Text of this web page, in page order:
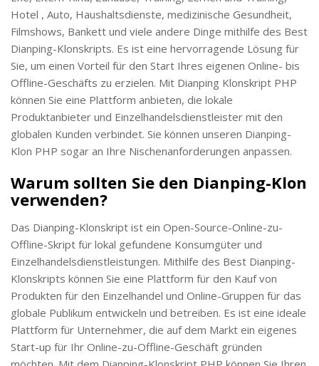
Hotel , Auto, Haushaltsdienste, medizinische Gesundheit,
Filmshows, Bankett und viele andere Dinge mithilfe des Best
Dianping-Klonskripts. Es ist eine hervorragende Lösung für
Sie, um einen Vorteil für den Start Ihres eigenen Online- bis
Offline-Geschäfts zu erzielen. Mit Dianping Klonskript PHP
können Sie eine Plattform anbieten, die lokale
Produktanbieter und Einzelhandelsdienstleister mit den
globalen Kunden verbindet. Sie können unseren Dianping-
Klon PHP sogar an Ihre Nischenanforderungen anpassen.
Warum sollten Sie den Dianping-Klon
verwenden?
Das Dianping-Klonskript ist ein Open-Source-Online-zu-
Offline-Skript für lokal gefundene Konsumgüter und
Einzelhandelsdienstleistungen. Mithilfe des Best Dianping-
Klonskripts können Sie eine Plattform für den Kauf von
Produkten für den Einzelhandel und Online-Gruppen für das
globale Publikum entwickeln und betreiben. Es ist eine ideale
Plattform für Unternehmer, die auf dem Markt ein eigenes
Start-up für Ihr Online-zu-Offline-Geschäft gründen